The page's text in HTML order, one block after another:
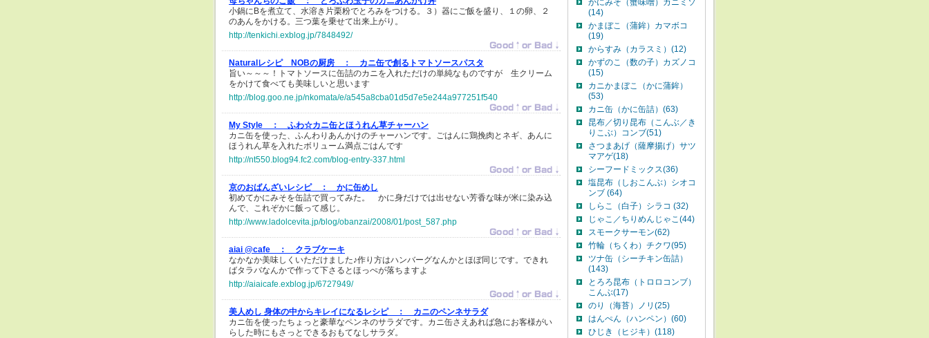
小鍋にBを煮立て、水溶き片栗粉でとろみをつける。３）器にご飯を盛り、１の卵、２
のあんをかける。三つ葉を乗せて出来上がり。
http://tenkichi.exblog.jp/7848492/
Naturalレシピ NOBの厨房 ：
カニ缶で創るトマトソースパスタ
旨い～～～！トマトソースに缶詰のカニを入れただけの単純なものですが 生クリーム
をかけて食べても美味しいと思います
http://blog.goo.ne.jp/nkomata/e/a545a8cba01d5d7e5e244a977251f540
My Style ：
ふわ☆カニ缶とほうれん草チャーハン
カニ缶を使った、ふんわりあんかけのチャーハンです。ごはんに鶏挽肉とネギ、あんに
ほうれん草を入れたボリューム満点ごはんです
http://nt550.blog94.fc2.com/blog-entry-337.html
京のおばんざいレシピ ：
かに缶めし
初めてかにみそを缶詰で買ってみた。 かに身だけでは出せない芳香な味が米に染み込
んで、これぞかに飯って感じ。
http://www.ladolcevita.jp/blog/obanzai/2008/01/post_587.php
aiai @cafe ：
クラブケーキ
なかなか美味しくいただけました♪作り方はハンバーグなんかとほぼ同じです。できれ
ばタラバなんかで作って下さるとほっぺが落ちますよ
http://aiaicafe.exblog.jp/6727949/
美人めし 身体の中からキレイになるレシピ ：
カニのペンネサラダ
カニ缶を使ったちょっと豪華なペンネのサラダです。カニ缶さえあれば急にお客様がい
らした時にもさっとできるおもてなしサラダ。
かにみそ（蟹味噌）カニミソ
(14)
かまぼこ（蒲鉾）カマボコ
(19)
からすみ（カラスミ）(12)
かずのこ（数の子）カズノコ
(15)
カニかまぼこ（かに蒲鉾）
(53)
カニ缶（かに缶詰）(63)
昆布／切り昆布（こんぶ／き
りこぶ）コンブ(51)
さつまあげ（薩摩揚げ）サツ
マアゲ(18)
シーフードミックス(36)
塩昆布（しおこんぶ）シオコ
ンブ (64)
しらこ（白子）シラコ (32)
じゃこ／ちりめんじゃこ(44)
スモークサーモン(62)
竹輪（ちくわ）チクワ(95)
ツナ缶（シーチキン缶詰）
(143)
とろろ昆布（トロロコンブ）
こんぶ(17)
のり（海苔）ノリ(25)
はんぺん（ハンペン）(60)
ひじき（ヒジキ）(118)